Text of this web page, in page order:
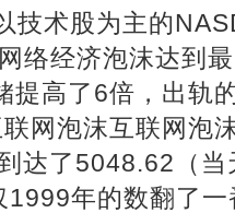
技术股为主的
络经济泡沫达到
提高了6倍，出轨
网泡沫互联网泡
达了5048.62（当
年的数翻了